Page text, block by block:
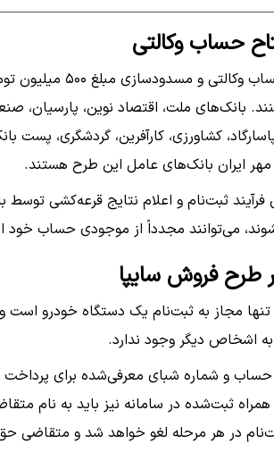
حساب وکالتی
متقاضیان می‌توانند برای
بانک‌های ملت، اقتصاد نوین، پارسیان،
کشاورزی، کارآفرین، گردشگری، پست
ایران بانک‌های عامل این طرح هستند.
فرآیند ثبت‌نام و اعلام نتایج قرعه‌کشی
می‌توانند مجدداً از موجودی حساب خود
طرح فروش سایپا
مجاز به ثبت‌نام یک دستگاه خودرو است و
اشخاص دیگر وجود ندارد.
و شماره شبای معرفی‌شده برای پرداخت
ثبت‌شده در سامانه نیز باید به نام
در هر مرحله لغو خواهد شد و متقاضی